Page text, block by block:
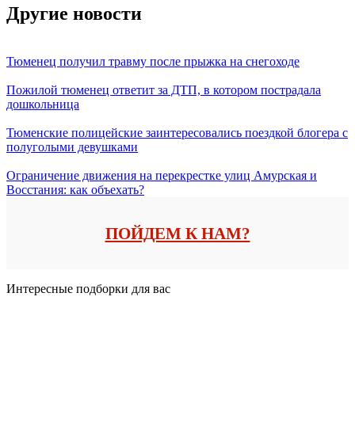
Другие новости
Тюменец получил травму после прыжка на снегоходе
Пожилой тюменец ответит за ДТП, в котором пострадала
дошкольница
Тюменские полицейские заинтересовались поездкой блогера с
полуголыми девушками
Ограничение движения на перекрестке улиц Амурская и
Восстания: как объехать?
ПОЙДЕМ К НАМ?
Интересные подборки для вас